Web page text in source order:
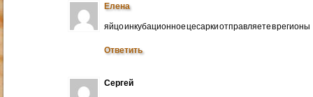
Елена
яйцо инкубационное цесарки отправляете в регионы
Ответить
Сергей